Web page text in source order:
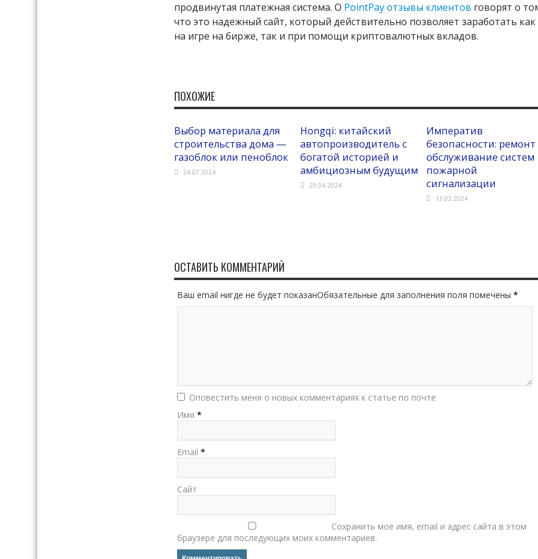
продвинутая платежная система. О PointPay отзывы клиентов говорят о
что это надежный сайт, который действительно позволяет заработать как
на игре на бирже, так и при помощи криптовалютных вкладов.
ПОХОЖИЕ
Выбор материала для
строительства дома —
газоблок или пеноблок
24.07.2024
Hongqi: китайский
автопроизводитель с
богатой историей и
амбициозным будущим
29.04.2024
Императив
безопасности:
обслуживание систем
пожарной
сигнализации
13.03.2024
ОСТАВИТЬ КОММЕНТАРИЙ
Ваш email нигде не будет показанОбязательные для заполнения поля помечены *
Оповестить меня о новых комментариях к статье по почте
Имя *
Email *
Сайт
Сохранить моё имя, email и адрес сайта в этом
браузере для последующих моих комментариев.